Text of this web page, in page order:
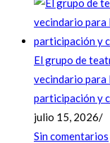
El grupo de
vecindario para
participación y
julio 15, 2026/
Sin comentarios